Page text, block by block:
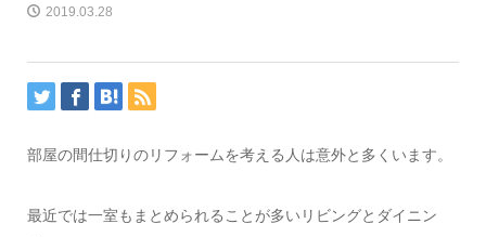
2019.03.28
部屋の間仕切りのリフォームを考える人は意外と多くいます。
最近では一室もまとめられることが多いリビングとダイニン